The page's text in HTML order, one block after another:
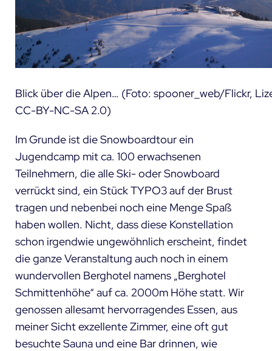
Blick über die Alpen… (Foto: spooner_web/Flickr,
CC-BY-NC-SA 2.0)
Im Grunde ist die Snowboardtour ein
Jugendcamp mit ca. 100 erwachsenen
Teilnehmern, die alle Ski- oder Snowboard
verrückt sind, ein Stück TYPO3 auf der Brust
tragen und nebenbei noch eine Menge Spaß
haben wollen. Nicht, dass diese Konstellation
schon irgendwie ungewöhnlich erscheint, findet
die ganze Veranstaltung auch noch in einem
wundervollen Berghotel namens „Berghotel
Schmittenhöhe“ auf ca. 2000m Höhe statt. Wir
genossen allesamt hervorragendes Essen, aus
meiner Sicht exzellente Zimmer, eine oft gut
besuchte Sauna und eine Bar drinnen, wie